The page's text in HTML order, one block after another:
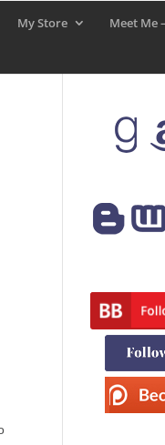
My Store Meet Me